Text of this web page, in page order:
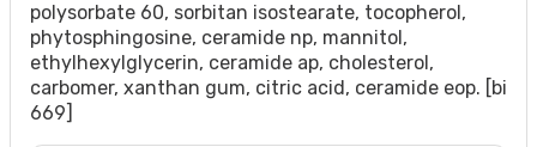
polysorbate 60, sorbitan isostearate, tocopherol,
phytosphingosine, ceramide np, mannitol,
ethylhexylglycerin, ceramide ap, cholesterol,
carbomer, xanthan gum, citric acid, ceramide eop. [bi
669]